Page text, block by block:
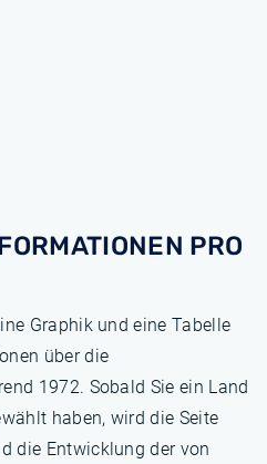
PRO
Graphik und eine Tabelle
über die
1972. Sobald Sie ein Land
haben, wird die Seite
die Entwicklung der von